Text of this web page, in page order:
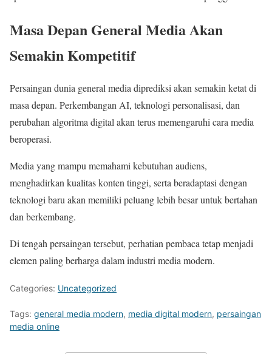
Masa Depan General Media Akan
Semakin Kompetitif
Persaingan dunia general media diprediksi akan semakin ketat di
masa depan. Perkembangan AI, teknologi personalisasi, dan
perubahan algoritma digital akan terus memengaruhi cara media
beroperasi.
Media yang mampu memahami kebutuhan audiens,
menghadirkan kualitas konten tinggi, serta beradaptasi dengan
teknologi baru akan memiliki peluang lebih besar untuk bertahan
dan berkembang.
Di tengah persaingan tersebut, perhatian pembaca tetap menjadi
elemen paling berharga dalam industri media modern.
Categories: Uncategorized
Tags: general media modern, media digital modern, persaingan
media online